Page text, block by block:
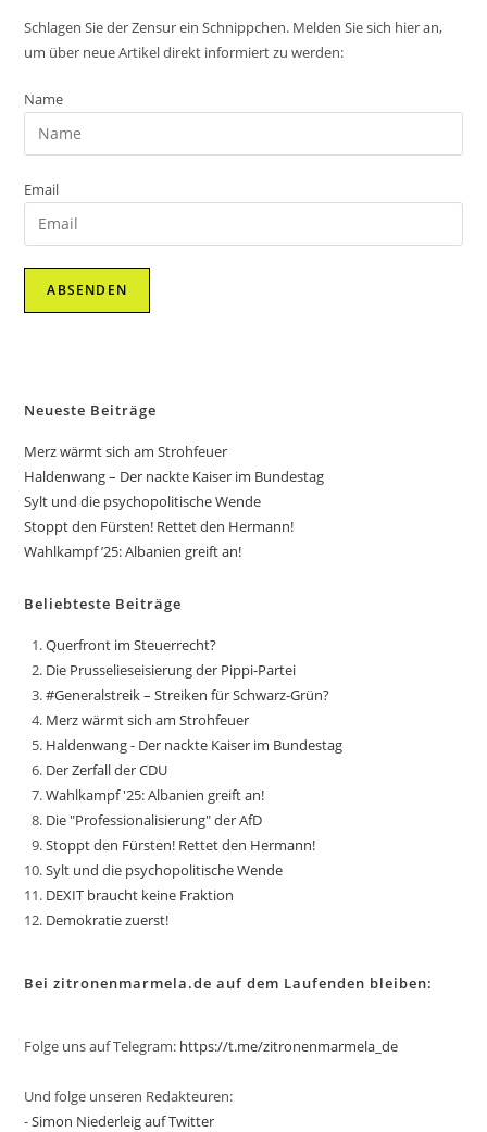
Schlagen Sie der Zensur ein Schnippchen. Melden Sie sich hier an,
um über neue Artikel direkt informiert zu werden:
Name
Email
Neueste Beiträge
Merz wärmt sich am Strohfeuer
Haldenwang – Der nackte Kaiser im Bundestag
Sylt und die psychopolitische Wende
Stoppt den Fürsten! Rettet den Hermann!
Wahlkampf ’25: Albanien greift an!
Beliebteste Beiträge
Querfront im Steuerrecht?
Die Prusselieseisierung der Pippi-Partei
#Generalstreik – Streiken für Schwarz-Grün?
Merz wärmt sich am Strohfeuer
Haldenwang - Der nackte Kaiser im Bundestag
Der Zerfall der CDU
Wahlkampf '25: Albanien greift an!
Die "Professionalisierung" der AfD
Stoppt den Fürsten! Rettet den Hermann!
Sylt und die psychopolitische Wende
DEXIT braucht keine Fraktion
Demokratie zuerst!
Bei zitronenmarmela.de auf dem Laufenden bleiben:
Folge uns auf Telegram: https://t.me/zitronenmarmela_de
Und folge unseren Redakteuren:
-Simon Niederleig auf Twitter